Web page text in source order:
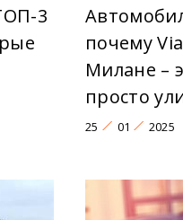
3
почему
Милане –
просто
25 01 2025